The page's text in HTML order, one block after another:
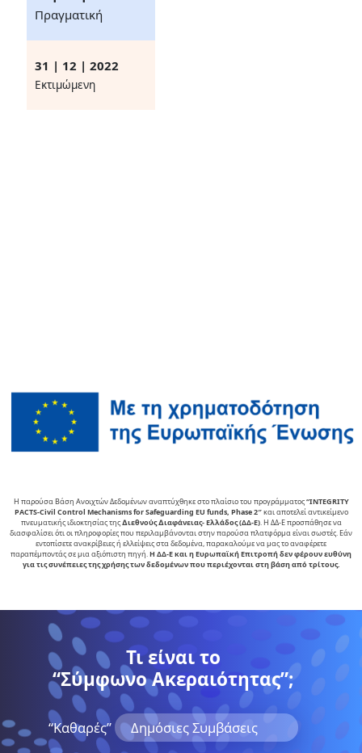
Πραγματική
31 | 12 | 2022
Eκτιμώμενη
Η παρούσα Βάση Ανοιχτών Δεδομένων αναπτύχθηκε στο πλαίσιο του προγράμματος“INTEGRITY
PACTS-Civil Control Mechanisms for Safeguarding EU funds, Phase 2″και αποτελεί αντικείµενο
πνευµατικής ιδιοκτησίας της∆ιεθνούς ∆ιαφάνειας- Ελλάδος (ΔΔ-Ε). Η ΔΔ-Ε προσπάθησε να
διασφαλίσει ότι οι πληροφορίες που περιλαμβάνονται στην παρούσα πλατφόρμα είναι σωστές. Εάν
εντοπίσετε ανακρίβειες ή ελλείψεις στα δεδομένα, παρακαλούμε να μας το αναφέρετε
παραπέμποντάς σε μια αξιόπιστη πηγή.Η ΔΔ-Ε και η Ευρωπαϊκή Επιτροπή δεν φέρουν ευθύνη
για τις συνέπειες της χρήσης των δεδομένων που περιέχονται στη βάση από τρίτους.
Τι είναι το
“Σύμφωνο Ακεραιότητας”;
“Kαθαρές” Δημόσιες Συμβάσεις